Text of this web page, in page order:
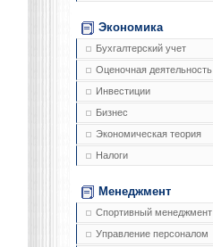
Экономика
Бухгалтерский учет
Оценочная деятельность
Инвестиции
Бизнес
Экономическая теория
Налоги
Менеджмент
Спортивный менеджмент
Управление персоналом